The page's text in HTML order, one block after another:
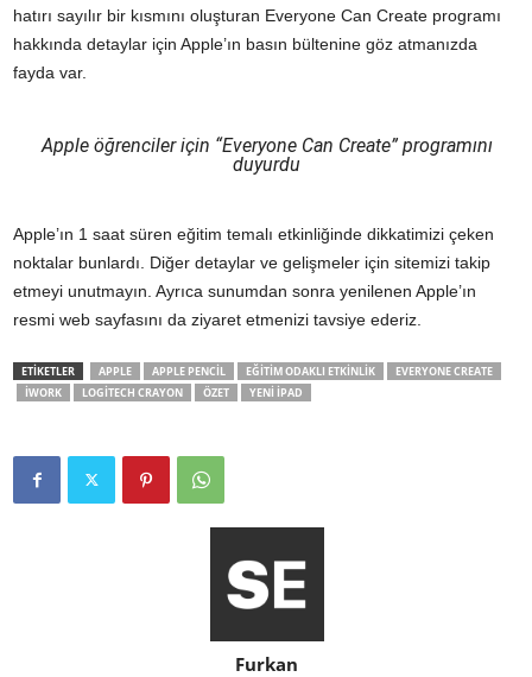
hatırı sayılır bir kısmını oluşturan Everyone Can Create programı
hakkında detaylar için Apple’ın basın bültenine göz atmanızda
fayda var.
Apple öğrenciler için “Everyone Can Create” programını
duyurdu
Apple’ın 1 saat süren eğitim temalı etkinliğinde dikkatimizi çeken
noktalar bunlardı. Diğer detaylar ve gelişmeler için sitemizi takip
etmeyi unutmayın. Ayrıca sunumdan sonra yenilenen Apple’ın
resmi web sayfasını da ziyaret etmenizi tavsiye ederiz.
ETİKETLER APPLE APPLE PENCIL EĞITIM ODAKLI ETKINLIK
EVERYONE CREATE
IWORK
LOGITECH CRAYON ÖZET YENI IPAD
Furkan